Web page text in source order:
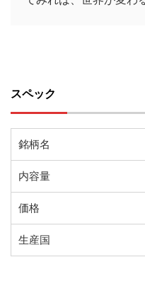
スペック
銘柄名
内容量
価格
生産国